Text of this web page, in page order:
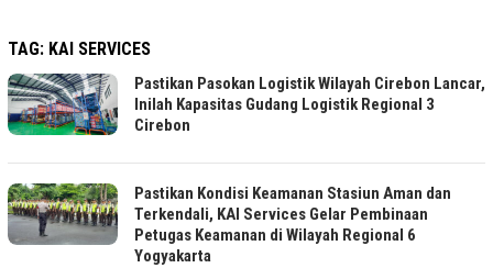
TAG: KAI SERVICES
Pastikan Pasokan Logistik Wilayah Cirebon Lancar,
Inilah Kapasitas Gudang Logistik Regional 3
Cirebon
Pastikan Kondisi Keamanan Stasiun Aman dan
Terkendali, KAI Services Gelar Pembinaan
Petugas Keamanan di Wilayah Regional 6
Yogyakarta